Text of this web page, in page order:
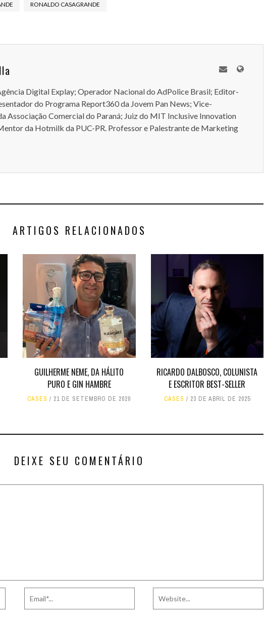
RONALDO CASAGRANDE
Digital Explay; Operador Nacional do AdPolice Brasil; Editor-
do Programa Report360 da Jovem Pan News; Vice-
Associação Comercial do Paraná; Juiz do MIT Inclusive Innovation
da Hotmilk da PUC-PR. Professor e Palestrante de Marketing
ARTIGOS RELACIONADOS
GUILHERME NEME, DA HÁLITO
PURO E GIN HAMBRE
CASES 21 DE SETEMBRO DE 2020
RICARDO DALBOSCO, COLUNISTA
E ESCRITOR BEST-SELLER
CASES 23 DE ABRIL DE 2025
DEIXE SEU COMENTÁRIO